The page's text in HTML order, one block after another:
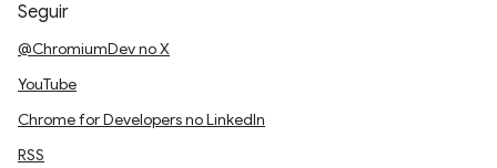
Seguir
@ChromiumDev no X
YouTube
Chrome for Developers no LinkedIn
RSS